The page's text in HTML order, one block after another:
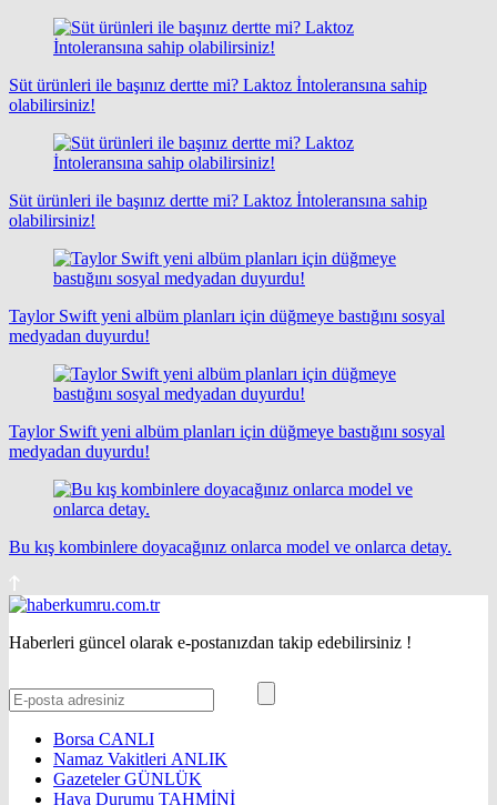
Süt ürünleri ile başınız dertte mi? Laktoz İntoleransına sahip
olabilirsiniz!
Süt ürünleri ile başınız dertte mi? Laktoz İntoleransına sahip
olabilirsiniz!
Taylor Swift yeni albüm planları için düğmeye bastığını sosyal
medyadan duyurdu!
Taylor Swift yeni albüm planları için düğmeye bastığını sosyal
medyadan duyurdu!
Bu kış kombinlere doyacağınız onlarca model ve onlarca detay.
Haberleri güncel olarak e-postanızdan takip edebilirsiniz !
Borsa CANLI
Namaz Vakitleri ANLIK
GazetelerGÜNLÜK
Hava Durumu TAHMİNİ